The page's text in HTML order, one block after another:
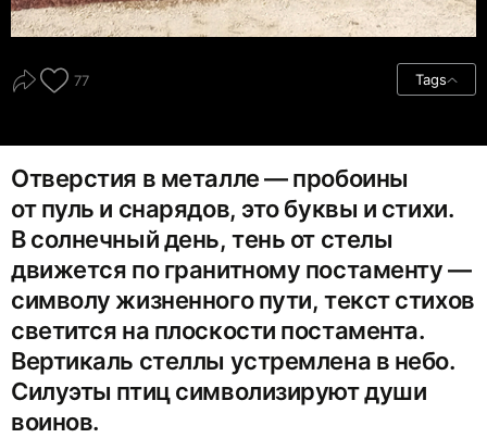
77 Tags
Отверстия в металле — пробоины
от пуль и снарядов, это буквы и стихи.
В солнечный день, тень от стелы
движется по гранитному постаменту —
символу жизненного пути, текст стихов
светится на плоскости постамента.
Вертикаль стеллы устремлена в небо.
Силуэты птиц символизируют души
воинов.